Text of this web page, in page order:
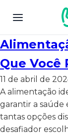
Que Você
11 de abril de
A alimentação
garantir a saúde
tantas opções
desafiador